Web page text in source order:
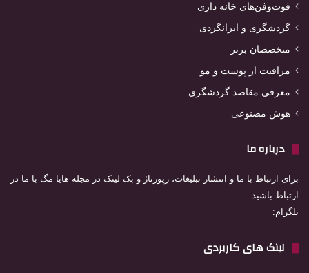
فوت‌وفن‌های خانه داری
گردشگری و ایرانگردی
متخصصان برتر
مراقبت از پوست و مو
معرفی مقاصد گردشگری
هوش مصنوعی
درباره ما
برای ارتباط با ما و انتشار تبلیغات، رپورتاژ و بک لینک در مجله هایا مگ با ما در
ارتباط باشید
تلگرام:
لینک های کاربردی